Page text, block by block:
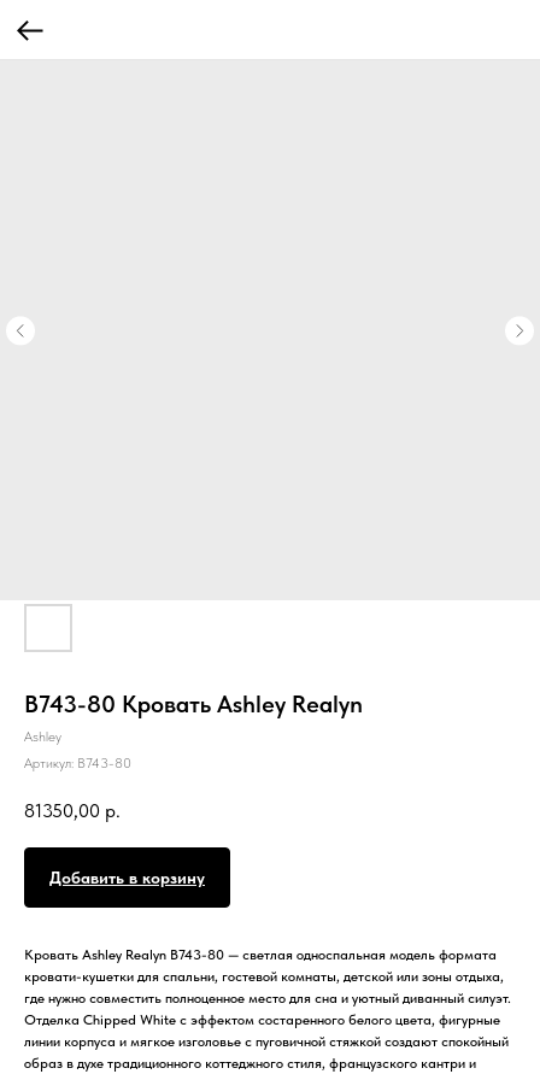
B743-80 Кровать Ashley Realyn
Ashley
Артикул: B743-80
81350,00 р.
Добавить в корзину
Кровать Ashley Realyn B743-80 — светлая односпальная модель формата
кровати-кушетки для спальни, гостевой комнаты, детской или зоны отдыха,
где нужно совместить полноценное место для сна и уютный диванный силуэт.
Отделка Chipped White с эффектом состаренного белого цвета, фигурные
линии корпуса и мягкое изголовье с пуговичной стяжкой создают спокойный
образ в духе традиционного коттеджного стиля, французского кантри и